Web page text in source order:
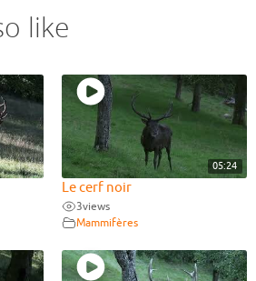
like
05:24
Le cerf noir
3views
Mammifères